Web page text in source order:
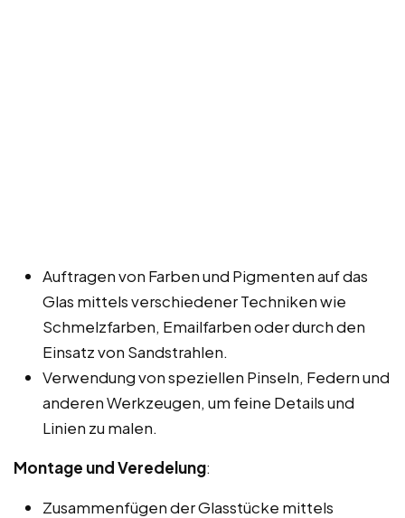
Auftragen von Farben und Pigmenten auf das
Glas mittels verschiedener Techniken wie
Schmelzfarben, Emailfarben oder durch den
Einsatz von Sandstrahlen.
Verwendung von speziellen Pinseln, Federn und
anderen Werkzeugen, um feine Details und
Linien zu malen.
Montage und Veredelung:
Zusammenfügen der Glasstücke mittels